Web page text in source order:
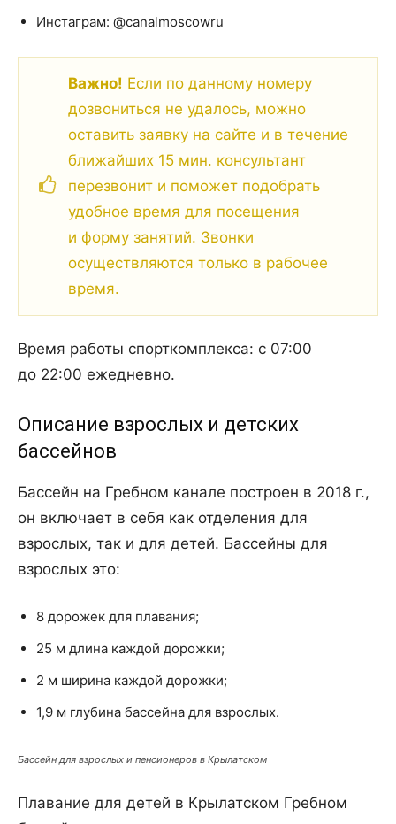
Инстаграм: @canalmoscowru
Важно! Если по данному номеру
дозвониться не удалось, можно
оставить заявку на сайте и в течение
ближайших 15 мин. консультант
перезвонит и поможет подобрать
удобное время для посещения
и форму занятий. Звонки
осуществляются только в рабочее
время.
Время работы спорткомплекса: с 07:00
до 22:00 ежедневно.
Описание взрослых и детских
бассейнов
Бассейн на Гребном канале построен в 2018 г.,
он включает в себя как отделения для
взрослых, так и для детей. Бассейны для
взрослых это:
8 дорожек для плавания;
25 м длина каждой дорожки;
2 м ширина каждой дорожки;
1,9 м глубина бассейна для взрослых.
Бассейн для взрослых и пенсионеров в Крылатском
Плавание для детей в Крылатском Гребном